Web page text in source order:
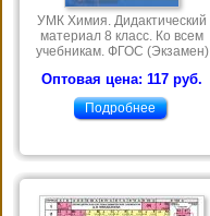
УМК Химия. Дидактический
материал 8 класс. Ко всем
учебникам. ФГОС (Экзамен)
Оптовая цена: 117 руб.
Подробнее